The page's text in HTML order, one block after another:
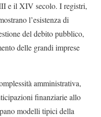
e il XIV secolo. I registri,
l’esistenza di
del debito pubblico,
delle grandi imprese
amministrativa,
finanziarie allo
modelli tipici della